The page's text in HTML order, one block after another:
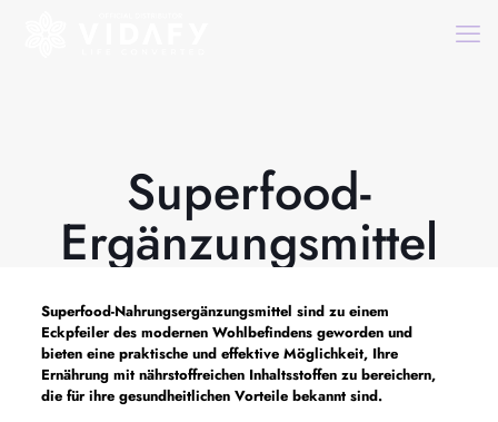
Superfood-
Ergänzungsmittel
Superfood-Nahrungsergänzungsmittel sind zu einem
Eckpfeiler des modernen Wohlbefindens geworden und
bieten eine praktische und effektive Möglichkeit, Ihre
Ernährung mit nährstoffreichen Inhaltsstoffen zu bereichern,
die für ihre gesundheitlichen Vorteile bekannt sind.